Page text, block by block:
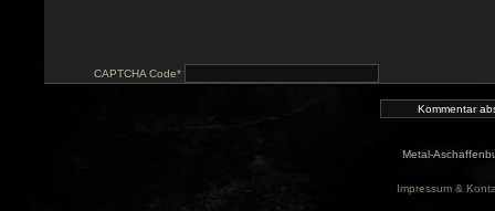
CAPTCHA Code*
Metal-
Impressum &